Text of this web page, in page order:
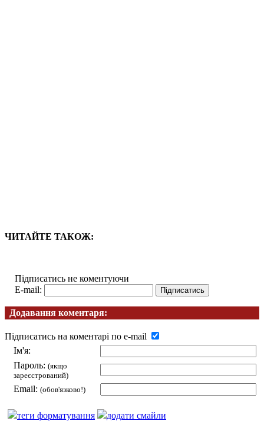
ЧИТАЙТЕ ТАКОЖ:
Підписатись не коментуючи
E-mail:
Додавання коментаря:
Підписатись на коментарі по e-mail
Ім'я:
Пароль: (якщо
зареєстрований)
Email: (обов'язково!)
теги форматування додати смайли